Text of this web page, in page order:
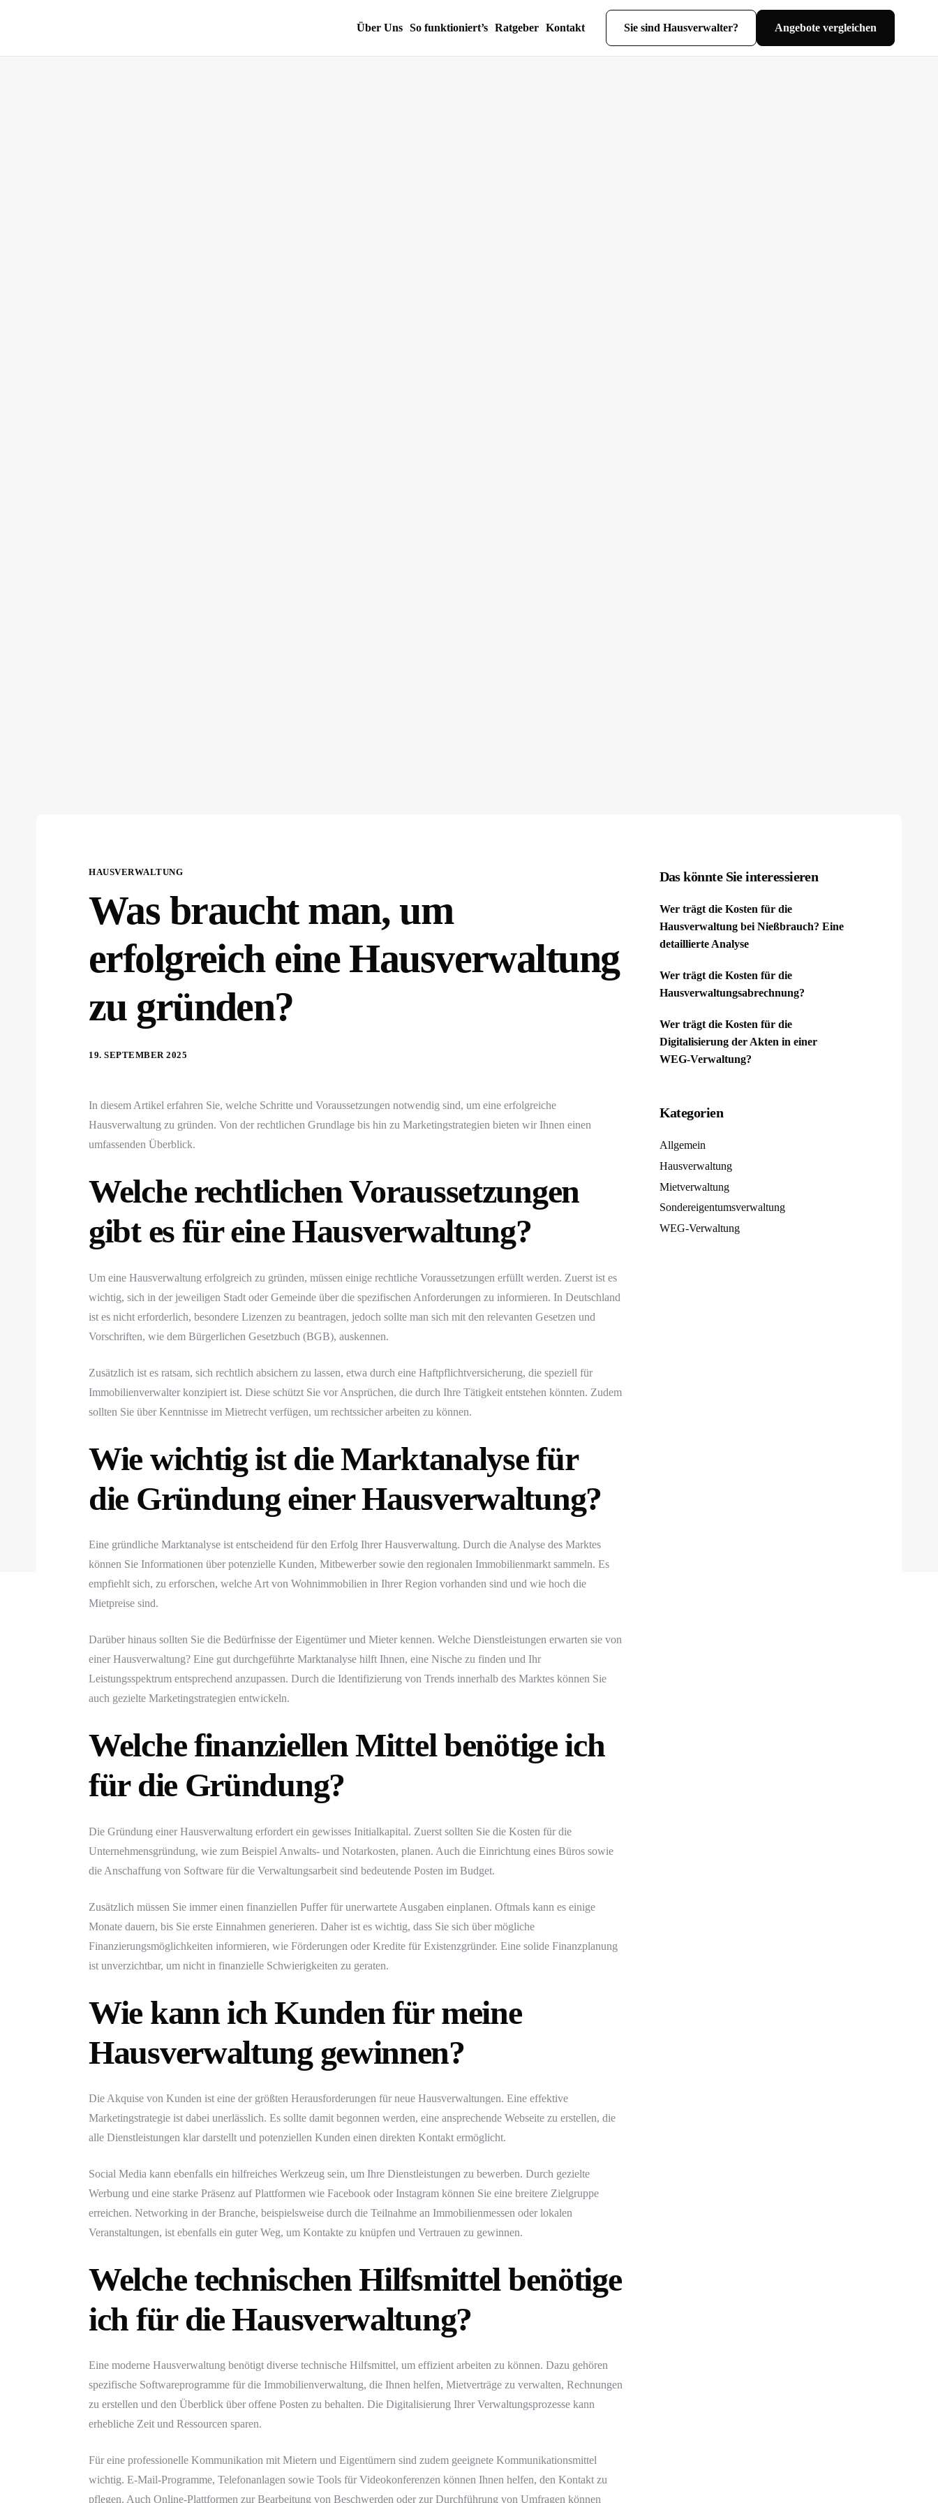
Über Uns So funktioniert’s Ratgeber Kontakt Sie sind Hausverwalter? Angebote vergleichen
HAUSVERWALTUNG
Was braucht man, um
erfolgreich eine Hausverwaltung
zu gründen?
19. SEPTEMBER 2025
In diesem Artikel erfahren Sie, welche Schritte und Voraussetzungen notwendig sind, um eine erfolgreiche
Hausverwaltung zu gründen. Von der rechtlichen Grundlage bis hin zu Marketingstrategien bieten wir Ihnen einen
umfassenden Überblick.
Welche rechtlichen Voraussetzungen
gibt es für eine Hausverwaltung?
Um eine Hausverwaltung erfolgreich zu gründen, müssen einige rechtliche Voraussetzungen erfüllt werden. Zuerst ist es
wichtig, sich in der jeweiligen Stadt oder Gemeinde über die spezifischen Anforderungen zu informieren. In Deutschland
ist es nicht erforderlich, besondere Lizenzen zu beantragen, jedoch sollte man sich mit den relevanten Gesetzen und
Vorschriften, wie dem Bürgerlichen Gesetzbuch (BGB), auskennen.
Zusätzlich ist es ratsam, sich rechtlich absichern zu lassen, etwa durch eine Haftpflichtversicherung, die speziell für
Immobilienverwalter konzipiert ist. Diese schützt Sie vor Ansprüchen, die durch Ihre Tätigkeit entstehen könnten. Zudem
sollten Sie über Kenntnisse im Mietrecht verfügen, um rechtssicher arbeiten zu können.
Wie wichtig ist die Marktanalyse für
die Gründung einer Hausverwaltung?
Eine gründliche Marktanalyse ist entscheidend für den Erfolg Ihrer Hausverwaltung. Durch die Analyse des Marktes
können Sie Informationen über potenzielle Kunden, Mitbewerber sowie den regionalen Immobilienmarkt sammeln. Es
empfiehlt sich, zu erforschen, welche Art von Wohnimmobilien in Ihrer Region vorhanden sind und wie hoch die
Mietpreise sind.
Darüber hinaus sollten Sie die Bedürfnisse der Eigentümer und Mieter kennen. Welche Dienstleistungen erwarten sie von
einer Hausverwaltung? Eine gut durchgeführte Marktanalyse hilft Ihnen, eine Nische zu finden und Ihr
Leistungsspektrum entsprechend anzupassen. Durch die Identifizierung von Trends innerhalb des Marktes können Sie
auch gezielte Marketingstrategien entwickeln.
Welche finanziellen Mittel benötige ich
für die Gründung?
Die Gründung einer Hausverwaltung erfordert ein gewisses Initialkapital. Zuerst sollten Sie die Kosten für die
Unternehmensgründung, wie zum Beispiel Anwalts- und Notarkosten, planen. Auch die Einrichtung eines Büros sowie
die Anschaffung von Software für die Verwaltungsarbeit sind bedeutende Posten im Budget.
Zusätzlich müssen Sie immer einen finanziellen Puffer für unerwartete Ausgaben einplanen. Oftmals kann es einige
Monate dauern, bis Sie erste Einnahmen generieren. Daher ist es wichtig, dass Sie sich über mögliche
Finanzierungsmöglichkeiten informieren, wie Förderungen oder Kredite für Existenzgründer. Eine solide Finanzplanung
ist unverzichtbar, um nicht in finanzielle Schwierigkeiten zu geraten.
Wie kann ich Kunden für meine
Hausverwaltung gewinnen?
Die Akquise von Kunden ist eine der größten Herausforderungen für neue Hausverwaltungen. Eine effektive
Marketingstrategie ist dabei unerlässlich. Es sollte damit begonnen werden, eine ansprechende Webseite zu erstellen, die
alle Dienstleistungen klar darstellt und potenziellen Kunden einen direkten Kontakt ermöglicht.
Social Media kann ebenfalls ein hilfreiches Werkzeug sein, um Ihre Dienstleistungen zu bewerben. Durch gezielte
Werbung und eine starke Präsenz auf Plattformen wie Facebook oder Instagram können Sie eine breitere Zielgruppe
erreichen. Networking in der Branche, beispielsweise durch die Teilnahme an Immobilienmessen oder lokalen
Veranstaltungen, ist ebenfalls ein guter Weg, um Kontakte zu knüpfen und Vertrauen zu gewinnen.
Welche technischen Hilfsmittel benötige
ich für die Hausverwaltung?
Eine moderne Hausverwaltung benötigt diverse technische Hilfsmittel, um effizient arbeiten zu können. Dazu gehören
spezifische Softwareprogramme für die Immobilienverwaltung, die Ihnen helfen, Mietverträge zu verwalten, Rechnungen
zu erstellen und den Überblick über offene Posten zu behalten. Die Digitalisierung Ihrer Verwaltungsprozesse kann
erhebliche Zeit und Ressourcen sparen.
Für eine professionelle Kommunikation mit Mietern und Eigentümern sind zudem geeignete Kommunikationsmittel
wichtig. E-Mail-Programme, Telefonanlagen sowie Tools für Videokonferenzen können Ihnen helfen, den Kontakt zu
pflegen. Auch Online-Plattformen zur Bearbeitung von Beschwerden oder zur Durchführung von Umfragen können
Das könnte Sie interessieren
Wer trägt die Kosten für die
Hausverwaltung bei Nießbrauch? Eine
detaillierte Analyse
Wer trägt die Kosten für die
Hausverwaltungsabrechnung?
Wer trägt die Kosten für die
Digitalisierung der Akten in einer
WEG-Verwaltung?
Kategorien
Allgemein
Hausverwaltung
Mietverwaltung
Sondereigentumsverwaltung
WEG-Verwaltung